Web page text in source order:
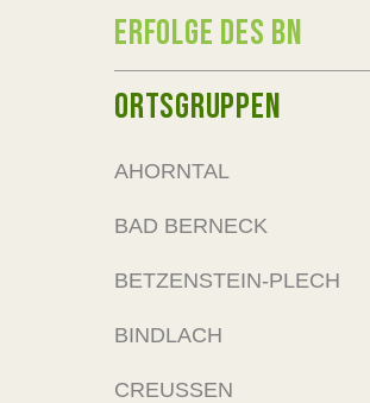
ERFOLGE DES BN
ORTSGRUPPEN
AHORNTAL
BAD BERNECK
BETZENSTEIN-PLECH
BINDLACH
CREUSSEN